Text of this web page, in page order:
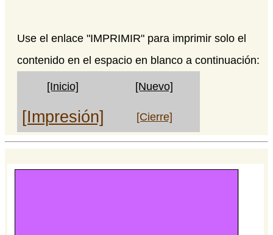
Use el enlace "IMPRIMIR" para imprimir solo el
contenido en el espacio en blanco a continuación:
[Inicio] [Nuevo]
[Impresión] [Cierre]